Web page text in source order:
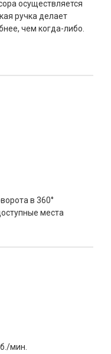
осуществляется
ручка делает
чем когда-либо.
в 360°
места
мин.